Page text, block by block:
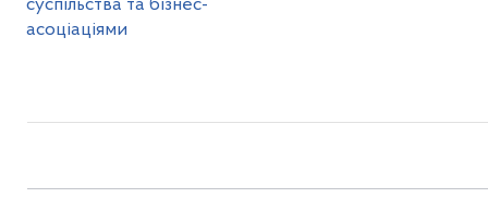
суспільства та бізнес-
асоціаціями